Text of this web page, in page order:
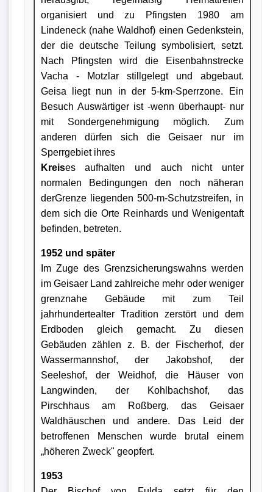
organisiert und zu Pfingsten 1980 am
Lindeneck (nahe Waldhof) einen Gedenkstein,
der die deutsche Teilung symbolisiert, setzt.
Nach Pfingsten wird die Eisenbahnstrecke
Vacha - Motzlar stillgelegt und abgebaut.
Geisa liegt nun in der 5-km-Sperrzone. Ein
Besuch Auswärtiger ist -wenn überhaupt- nur
mit Sondergenehmigung möglich. Zum
anderen dürfen sich die Geisaer nur im
Sperrgebiet ihres
Kreises aufhalten und auch nicht unter
normalen Bedingungen den noch näheran
derGrenze liegenden 500-m-Schutzstreifen, in
dem sich die Orte Reinhards und Wenigentaft
befinden, betreten.
1952 und später
Im Zuge des Grenzsicherungswahns werden
im Geisaer Land zahlreiche mehr oder weniger
grenznahe Gebäude mit zum Teil
jahrhundertealter Tradition zerstört und dem
Erdboden gleich gemacht. Zu diesen
Gebäuden zählen z. B. der Fischerhof, der
Wassermannshof, der Jakobshof, der
Seeleshof, der Weidhof, die Häuser von
Langwinden, der Kohlbachshof, das
Pirschhaus am Roßberg, das Geisaer
Waldhäuschen und andere. Das Leid der
betroffenen Menschen wurde brutal einem
„höheren Zweck" geopfert.
1953